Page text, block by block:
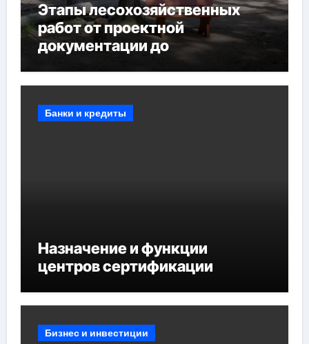
Этапы лесохозяйственных
работ от проектной
документации до
мероприятий и обустройства
Банки и кредиты
Назначение и функции
центров сертификации
Бизнес и инвестиции